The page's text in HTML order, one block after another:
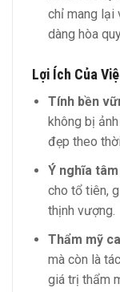
chỉ mang lại
dàng hòa
Lợi Ích Của
Tính bền
không bị
đẹp theo
Ý nghĩa
cho tổ tiên,
thịnh vượng.
Thẩm mỹ
mà còn là
giá trị thẩm